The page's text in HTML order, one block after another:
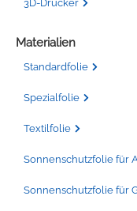
3D-Drucker
Materialien
Standardfolie
Spezialfolie
Textilfolie
Sonnenschutzfolie für
Sonnenschutzfolie für